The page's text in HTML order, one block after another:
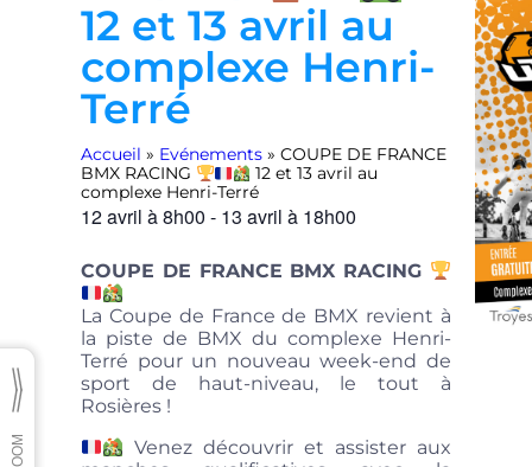
12 et 13 avril au
complexe Henri-
Terré
Accueil » Evénements » COUPE DE FRANCE
BMX RACING
12 et 13 avril au
complexe Henri-Terré
12 avril à8h00 - 13 avril à 18h00
COUPE DE FRANCE BMX RACING
La Coupe de France de BMX revient à
la piste de BMX du complexe Henri-
Terré pour un nouveau week-end de
sport de haut-niveau, le tout à
Rosières !
Venez découvrir et assister aux